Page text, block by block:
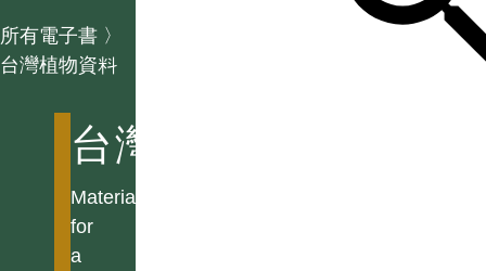
所有電子書 〉
台灣植物資料
台灣植物資料
Materials
for
a